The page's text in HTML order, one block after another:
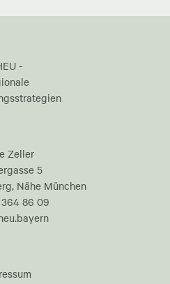
-
Zeller
5
Nähe München
364 86 09